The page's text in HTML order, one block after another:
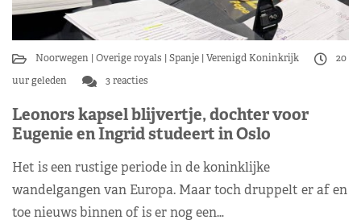
Noorwegen Overige royals Spanje Verenigd Koninkrijk
20
uur geleden
3 reacties
Leonors kapsel blijvertje, dochter voor
Eugenie en Ingrid studeert in Oslo
Het is een rustige periode in de koninklijke
wandelgangen van Europa. Maar toch druppelt er af en
toe nieuws binnen of is er nog een…